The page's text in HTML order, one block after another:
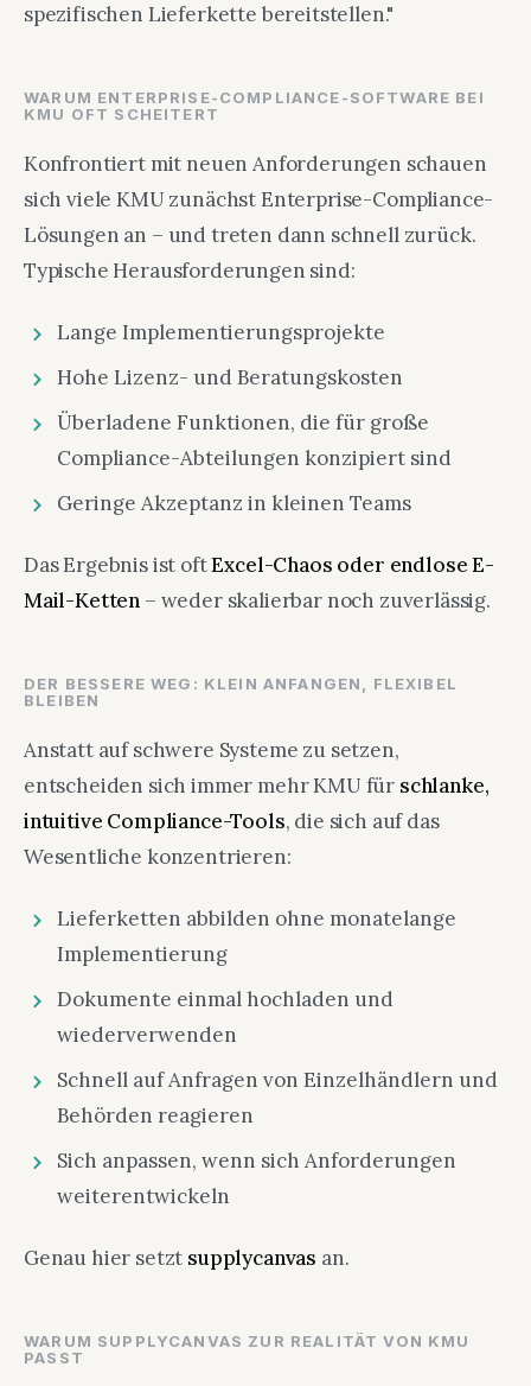
spezifischen Lieferkette bereitstellen."
WARUM ENTERPRISE-COMPLIANCE-SOFTWARE BEI
KMU OFT SCHEITERT
Konfrontiert mit neuen Anforderungen schauen
sich viele KMU zunächst Enterprise-Compliance-
Lösungen an – und treten dann schnell zurück.
Typische Herausforderungen sind:
Lange Implementierungsprojekte
Hohe Lizenz- und Beratungskosten
Überladene Funktionen, die für große
Compliance-Abteilungen konzipiert sind
Geringe Akzeptanz in kleinen Teams
Das Ergebnis ist oftExcel-Chaos oder endlose E-
Mail-Ketten – weder skalierbar noch zuverlässig.
DER BESSERE WEG: KLEIN ANFANGEN, FLEXIBEL
BLEIBEN
Anstatt auf schwere Systeme zu setzen,
entscheiden sich immer mehr KMU für schlanke,
intuitive Compliance-Tools, die sich auf das
Wesentliche konzentrieren:
Lieferketten abbilden ohne monatelange
Implementierung
Dokumente einmal hochladen und
wiederverwenden
Schnell auf Anfragen von Einzelhändlern und
Behörden reagieren
Sich anpassen, wenn sich Anforderungen
weiterentwickeln
Genau hier setzt supplycanvas an.
WARUM SUPPLYCANVAS ZUR REALITÄT VON KMU
PASST